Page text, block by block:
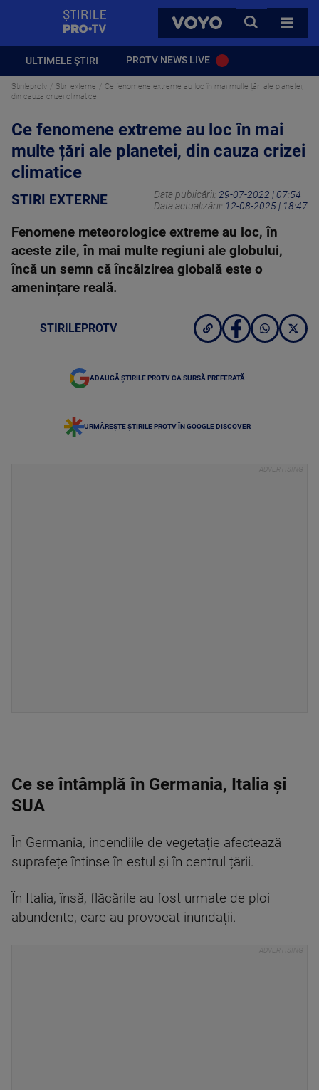
VOYO
CAUTA
TOATE
ULTIMELE ȘTIRI PROTV NEWS LIVE
Stirileprotv Stiri externe
Ce fenomene extreme au loc în mai multe țări ale planetei,
din cauza crizei climatice
Ce fenomene extreme au loc în mai
multe țări ale planetei, din cauza crizei
climatice
STIRI EXTERNE Data publicării: 29-07-2022 | 07:54
Data actualizării: 12-08-2025 | 18:47
Fenomene meteorologice extreme au loc, în
aceste zile, în mai multe regiuni ale globului,
încă un semn că încălzirea globală este o
amenințare reală.
STIRILEPROTV
ADAUGĂ ȘTIRILE PROTV CA SURSĂ PREFERATĂ
URMĂREȘTE ȘTIRILE PROTV ÎN GOOGLE DISCOVER
Ce se întâmplă în Germania, Italia și
SUA
În Germania, incendiile de vegetație afectează
suprafețe întinse în estul și în centrul țării.
În Italia, însă, flăcările au fost urmate de ploi
abundente, care au provocat inundații.